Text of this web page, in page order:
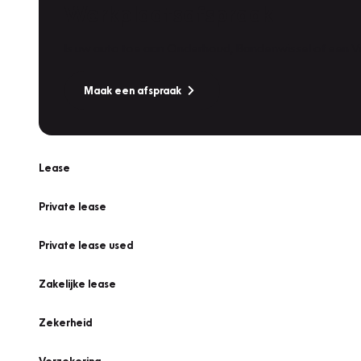
Maak een afspraak
Lease
Private lease
Private lease used
Zakelijke lease
Zekerheid